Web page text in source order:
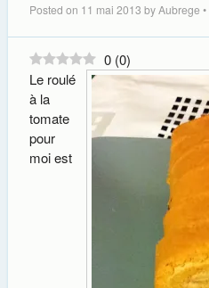
Posted on 11 mai 2013 byAubrege •
0 (0)
Le roulé
à la
tomate
pour
moi est